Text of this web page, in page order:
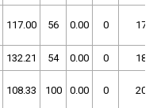
117.00 56 0.00 0
132.21 54 0.00 0
108.33 100 0.00 0